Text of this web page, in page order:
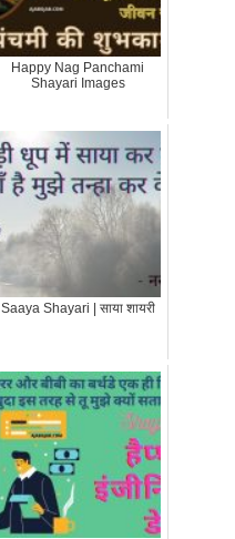
Happy Nag Panchami
Shayari Images
Saaya Shayari | साया शायरी